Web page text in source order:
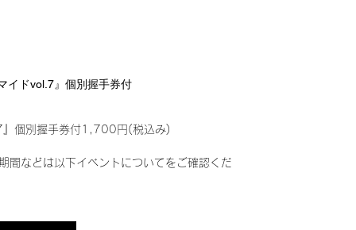
イドvol.7』個別握手券付
』個別握手券付1,700円(税込み)
間などは以下イベントについてをご確認くだ